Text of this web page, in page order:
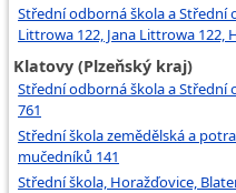
Střední odborná škola a Střední
Littrowa 122, Jana Littrowa 122,
Klatovy (Plzeňský kraj)
Střední odborná škola a Střední
761
Střední škola zemědělská a
mučedníků 141
Střední škola, Horažďovice,